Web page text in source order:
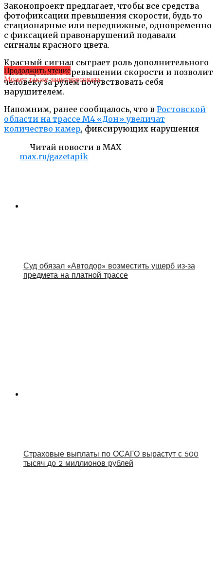
Законопроект предлагает, чтобы все средства
фотофиксации превышения скорости, будь то
стационарные или передвижные, одновременно
с фиксацией правонарушений подавали
сигналы красного цвета.
Красный сигнал сыграет роль дополнительного
оповещения о превышении скорости и позволит
человеку за рулем почувствовать себя
нарушителем.
Напомним, ранее сообщалось, что в Ростовской
области на трассе М4 «Дон» увеличат
количество камер, фиксирующих нарушения
Читай новости в MAX
max.ru/gazetapik
Продолжить чтение
Может также заинтересовать
Суд обязал «Автодор» возместить ущерб из‑за
предмета на платной трассе
Страховые выплаты по ОСАГО вырастут с 500
тысяч до 2 миллионов рублей